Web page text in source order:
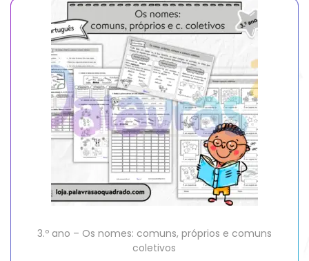
3.º ano – Os nomes: comuns, próprios e comuns
coletivos